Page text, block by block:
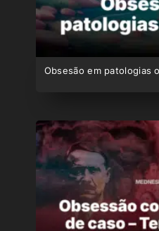
Obsesão em patologias